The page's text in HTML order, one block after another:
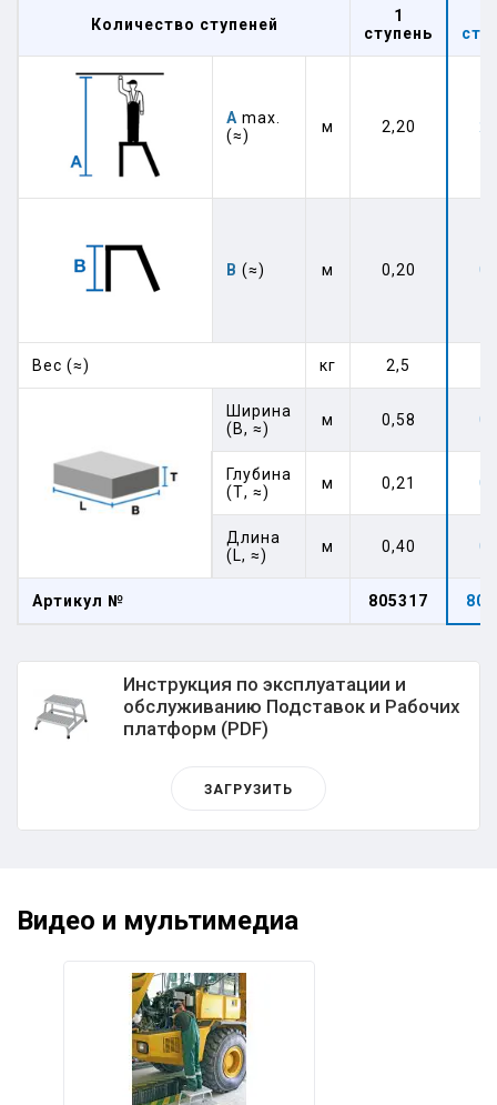
Артикул № 805317
Количество ступеней
1
ступень
А max.
(≈)
м 2,20
B (≈) м 0,20
Вес (≈) кг 2,5
Ширина
(В, ≈)
м 0,58
Глубина
(Т, ≈)
м 0,21
Длина
(L, ≈)
м 0,40
Инструкция по эксплуатации и
обслуживанию Подставок и Рабочих
платформ (PDF)
ЗАГРУЗИТЬ
Видео и мультимедиа